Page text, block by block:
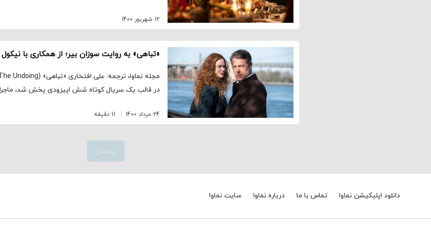
12 شهریور 1400
در قالب یک سریال کوتاه شش اپیزودی پخش شد،
24 مرداد 1400 11 دقیقه
بیشتر
دانلود اپلیکیشن نماوا تماس با ما درباره نماوا سایت نماوا